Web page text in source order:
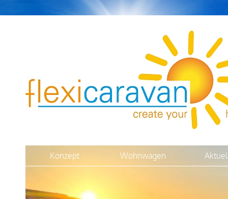
Konzept Wohnwagen